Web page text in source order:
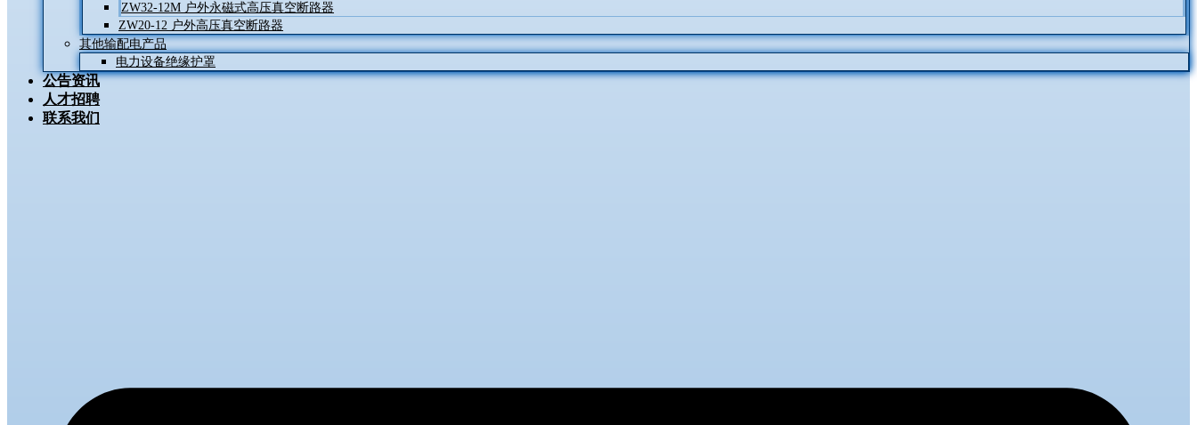
ZW32-12M 户外永磁式高压真空断路器
ZW20-12 户外高压真空断路器
其他输配电产品
电力设备绝缘护罩
公告资讯
人才招聘
联系我们